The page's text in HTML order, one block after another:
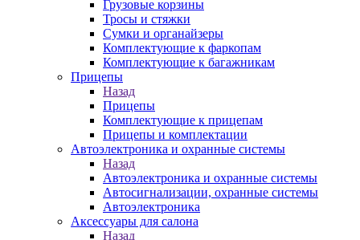
Грузовые корзины
Тросы и стяжки
Сумки и органайзеры
Комплектующие к фаркопам
Комплектующие к багажникам
Прицепы
Назад
Прицепы
Комплектующие к прицепам
Прицепы и комплектации
Автоэлектроника и охранные системы
Назад
Автоэлектроника и охранные системы
Автосигнализации, охранные системы
Автоэлектроника
Аксессуары для салона
Назад